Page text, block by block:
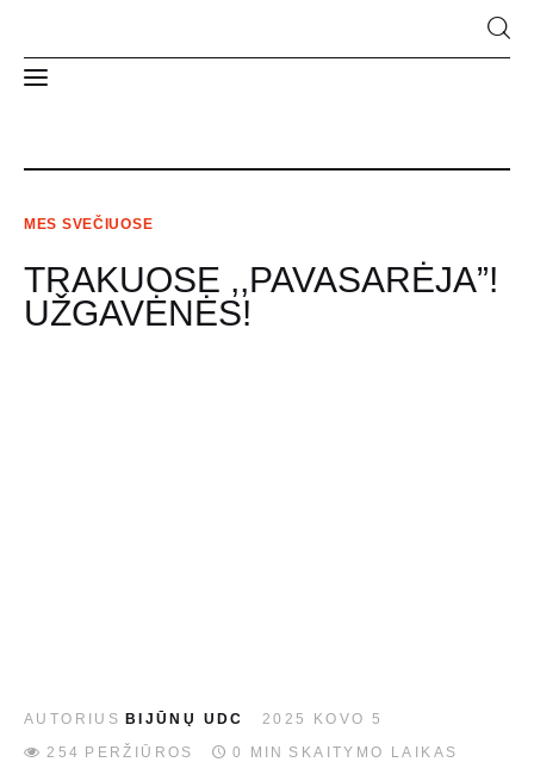
Struktūra ir kontaktai
MES SVEČIUOSE
TRAKUOSE ,,PAVASARĖJA”!
UŽGAVĖNĖS!
AUTORIUS BIJŪNŲ UDC
2025 KOVO 5
254 PERŽIŪROS 0 MIN SKAITYMO LAIKAS